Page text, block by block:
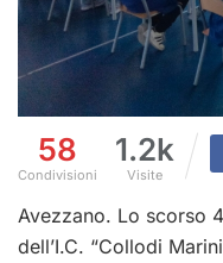
58
Condivisioni
1.2k
Visite
Avezzano. Lo scorso
dell’I.C. “Collodi